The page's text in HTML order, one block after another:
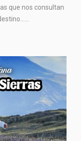
que nos consultan